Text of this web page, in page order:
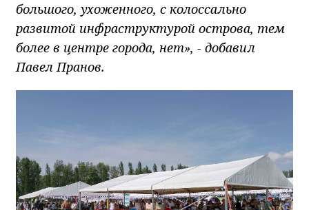
большого, ухоженного, с колоссально
развитой инфраструктурой острова, тем
более в центре города, нет», - добавил
Павел Пранов.